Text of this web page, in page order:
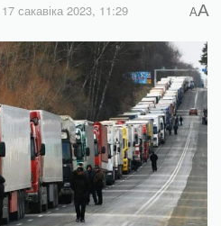
17 сакавіка 2023, 11:29 AA